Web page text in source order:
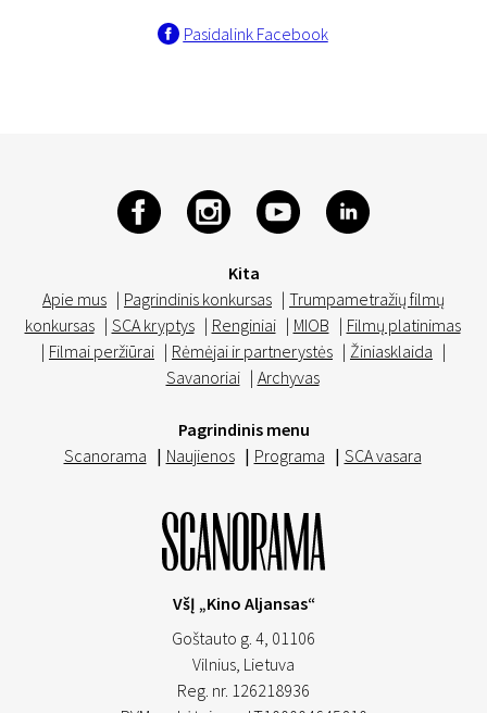
Pasidalink Facebook
Kita
Apie mus | Pagrindinis konkursas | Trumpametražių filmų
konkursas | SCA kryptys | Renginiai | MIOB | Filmų platinimas
| Filmai peržiūrai | Rėmėjai ir partnerystės | Žiniasklaida |
Savanoriai | Archyvas
Pagrindinis menu
Scanorama | Naujienos | Programa | SCA vasara
VšĮ „Kino Aljansas“
Goštauto g. 4, 01106
Vilnius, Lietuva
Reg. nr. 126218936